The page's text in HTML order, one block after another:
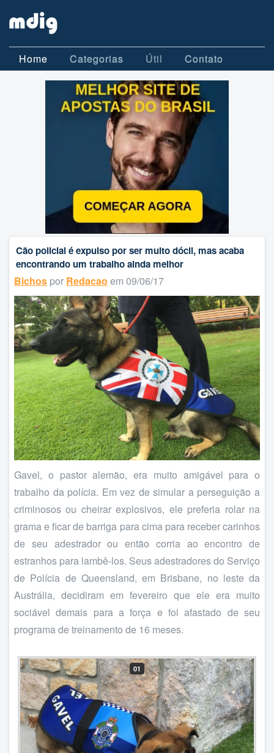
Home Categorias Útil Contato
Cão policial é expulso por ser muito dócil, mas acaba
encontrando um trabalho ainda melhor
Bichos por Redacao em 09/06/17
Gavel, o pastor alemão, era muito amigável para o
trabalho da polícia. Em vez de simular a perseguição a
criminosos ou cheirar explosivos, ele preferia rolar na
grama e ficar de barriga para cima para receber carinhos
de seu adestrador ou então corria ao encontro de
estranhos para lambê-los. Seus adestradores do Serviço
de Polícia de Queensland, em Brisbane, no leste da
Austrália, decidiram em fevereiro que ele era muito
sociável demais para a força e foi afastado de seu
programa de treinamento de 16 meses.
01